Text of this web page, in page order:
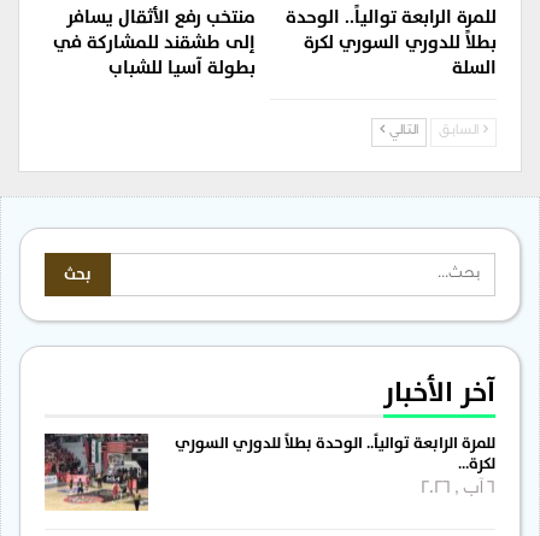
للمرة الرابعة توالياً.. الوحدة
بطلاً للدوري السوري لكرة
السلة
منتخب رفع الأثقال يسافر
إلى طشقند للمشاركة في
بطولة آسيا للشباب
السابق التالي
آخر الأخبار
للمرة الرابعة توالياً.. الوحدة بطلاً للدوري السوري
لكرة…